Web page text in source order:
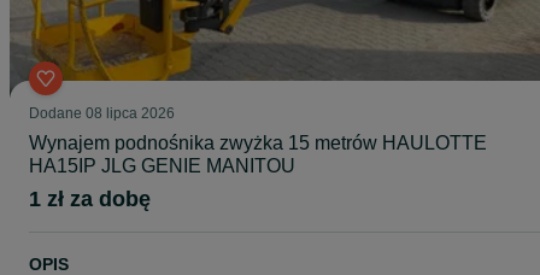
Dodane 08 lipca 2026
Wynajem podnośnika zwyżka 15 metrów HAULOTTE
HA15IP JLG GENIE MANITOU
1 zł za dobę
OPIS